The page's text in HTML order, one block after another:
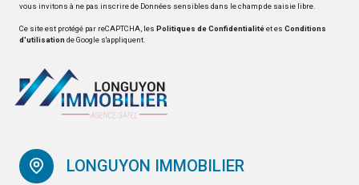
vous invitons à ne pas inscrire de Données sensibles dans le champ de saisie libre.
Ce site est protégé par reCAPTCHA, les Politiques de Confidentialitéet es Conditions
d'utilisation de Google s'appliquent.
LONGUYON IMMOBILIER